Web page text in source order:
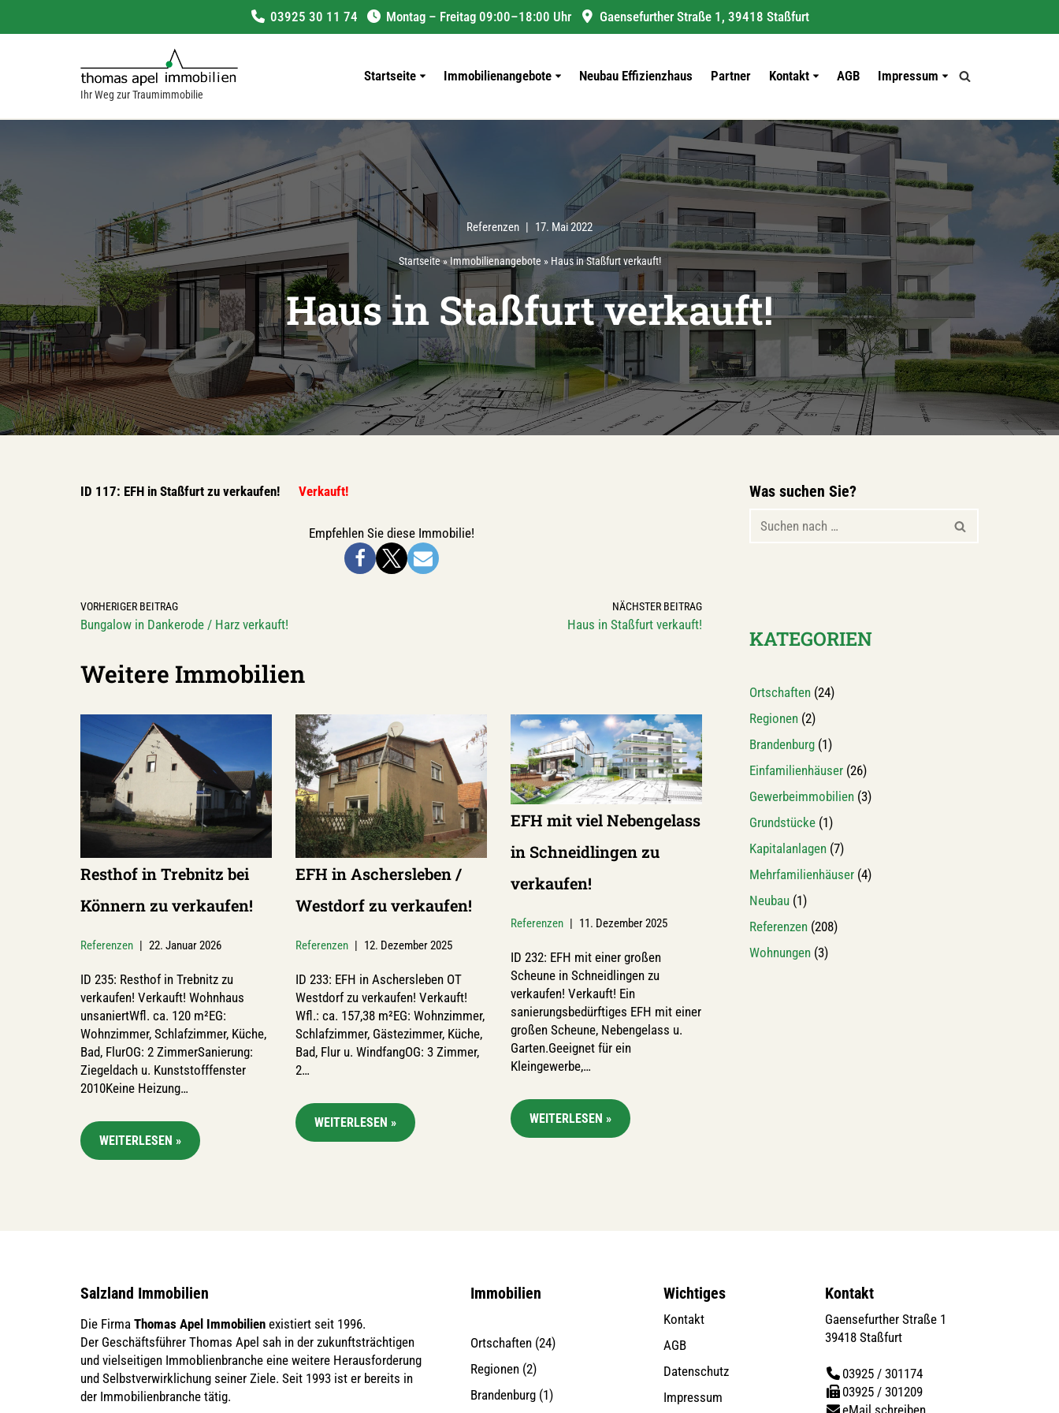
03925 30 11 74 Montag – Freitag 09:00–18:00 Uhr Gaensefurther Straße 1, 39418 Staßfurt
Ihr Weg zur Traumimmobilie
Startseite Immobilienangebote Neubau Effizienzhaus Partner Kontakt AGB Impressum
Referenzen 17. Mai 2022
Startseite» Immobilienangebote » Haus in Staßfurt verkauft!
Haus in Staßfurt verkauft!
ID 117: EFH in Staßfurt zu verkaufen! Verkauft!
Empfehlen Sie diese Immobilie!
VORHERIGER BEITRAG
Bungalow in Dankerode / Harz verkauft!
NÄCHSTER BEITRAG
Haus in Staßfurt verkauft!
Weitere Immobilien
Resthof in Trebnitz bei
Könnern zu verkaufen!
Referenzen 22. Januar 2026
ID 235: Resthof in Trebnitz zu
verkaufen! Verkauft! Wohnhaus
unsaniertWfl. ca. 120 m²EG:
Wohnzimmer, Schlafzimmer, Küche,
Bad, FlurOG: 2 ZimmerSanierung:
Ziegeldach u. Kunststofffenster
2010Keine Heizung…
WEITERLESEN »
EFH in Aschersleben /
Westdorf zu verkaufen!
Referenzen 12. Dezember 2025
ID 233: EFH in Aschersleben OT
Westdorf zu verkaufen! Verkauft!
Wfl.: ca. 157,38 m²EG: Wohnzimmer,
Schlafzimmer, Gästezimmer, Küche,
Bad, Flur u. WindfangOG: 3 Zimmer,
2…
WEITERLESEN »
EFH mit viel Nebengelass
in Schneidlingen zu
verkaufen!
Referenzen 11. Dezember 2025
ID 232: EFH mit einer großen
Scheune in Schneidlingen zu
verkaufen! Verkauft! Ein
sanierungsbedürftiges EFH mit einer
großen Scheune, Nebengelass u.
Garten.Geeignet für ein
Kleingewerbe,…
WEITERLESEN »
Was suchen Sie?
KATEGORIEN
Ortschaften (24)
Regionen (2)
Brandenburg (1)
Einfamilienhäuser (26)
Gewerbeimmobilien (3)
Grundstücke (1)
Kapitalanlagen (7)
Mehrfamilienhäuser (4)
Neubau (1)
Referenzen (208)
Wohnungen (3)
Salzland Immobilien
Die Firma Thomas Apel Immobilien existiert seit 1996.
Der Geschäftsführer Thomas Apel sah in der zukunftsträchtigen
und vielseitigen Immoblienbranche eine weitere Herausforderung
und Selbstverwirklichung seiner Ziele. Seit 1993 ist er bereits in
der Immobilienbranche tätig.
Immobilien
Ortschaften (24)
Regionen (2)
Brandenburg (1)
Wichtiges
Kontakt
AGB
Datenschutz
Impressum
Kontakt
Gaensefurther Straße 1
39418 Staßfurt
03925 / 301174
03925 / 301209